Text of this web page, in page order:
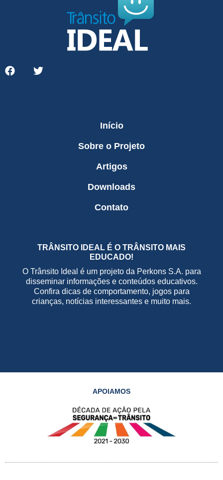
Início
Sobre o Projeto
Artigos
Downloads
Contato
TRÂNSITO IDEAL É O TRÂNSITO MAIS
EDUCADO!
O Trânsito Ideal é um projeto da Perkons S.A. para
disseminar informações e conteúdos educativos.
Confira dicas de comportamento, jogos para
crianças, notícias interessantes e muito mais.
APOIAMOS